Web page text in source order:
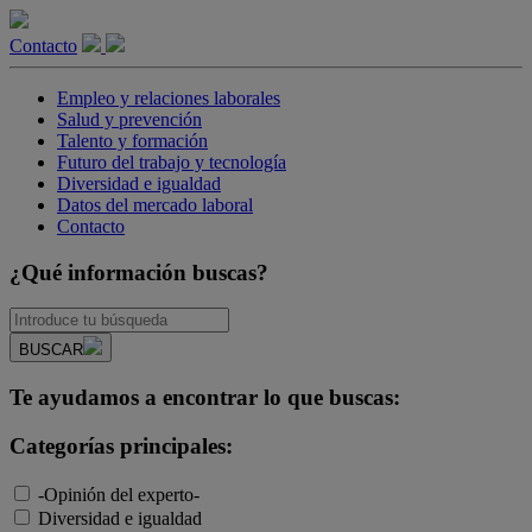
Contacto
Empleo y relaciones laborales
Salud y prevención
Talento y formación
Futuro del trabajo y tecnología
Diversidad e igualdad
Datos del mercado laboral
Contacto
¿Qué información buscas?
BUSCAR
Te ayudamos a encontrar lo que buscas:
Categorías principales:
-Opinión del experto-
Diversidad e igualdad